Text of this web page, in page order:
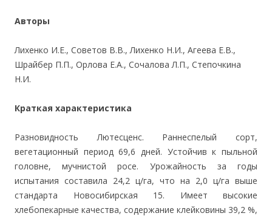
Авторы
Лихенко И.Е., Советов В.В., Лихенко Н.И., Агеева Е.В.,
Шрайбер П.П., Орлова Е.А., Сочалова Л.П., Степочкина
Н.И.
Краткая характеристика
Разновидность Лютесценс. Раннеспелый сорт,
вегетационный период 69,6 дней. Устойчив к пыльной
головне, мучнистой росе. Урожайность за годы
испытания составила 24,2 ц/га, что на 2,0 ц/га выше
стандарта Новосибирская 15. Имеет высокие
хлебопекарные качества, содержание клейковины 39,2 %,